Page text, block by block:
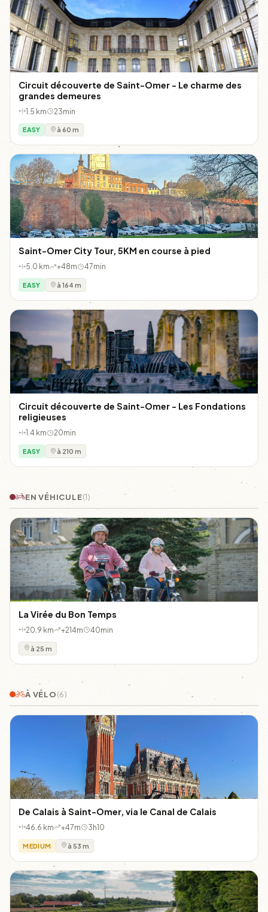
Circuit découverte de Saint-Omer - Le charme des
grandes demeures
1.5 km 23min
EASY à 60 m
Saint-Omer City Tour, 5KM en course à pied
5.0 km +48m 47min
EASY à 164 m
Circuit découverte de Saint-Omer - Les Fondations
religieuses
1.4 km 20min
EASY à 210 m
EN VÉHICULE(1)
La Virée du Bon Temps
20.9 km +214m 40min
à 25 m
À VÉLO(6)
De Calais à Saint-Omer, via le Canal de Calais
46.6 km +47m 3h10
MEDIUM à 53 m